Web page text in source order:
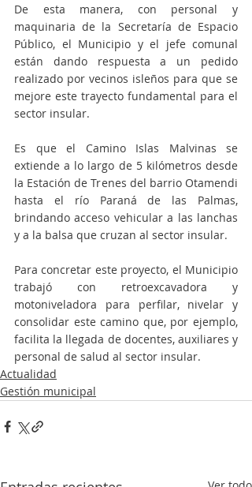
De esta manera, con personal y
maquinaria de la Secretaría de Espacio
Público, el Municipio y el jefe comunal
están dando respuesta a un pedido
realizado por vecinos isleños para que se
mejore este trayecto fundamental para el
sector insular.
Es que el Camino Islas Malvinas se
extiende a lo largo de 5 kilómetros desde
la Estación de Trenes del barrio Otamendi
hasta el río Paraná de las Palmas,
brindando acceso vehicular a las lanchas
y a la balsa que cruzan al sector insular.
Para concretar este proyecto, el Municipio
trabajó con retroexcavadora y
motoniveladora para perfilar, nivelar y
consolidar este camino que, por ejemplo,
facilita la llegada de docentes, auxiliares y
personal de salud al sector insular.
Actualidad
Gestión municipal